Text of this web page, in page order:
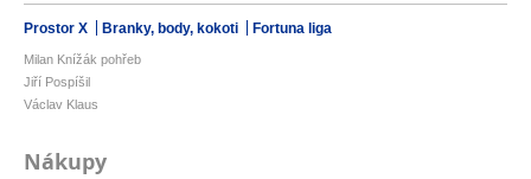
Prostor X Branky, body, kokoti Fortuna liga
Milan Knížák pohřeb
Jiří Pospíšil
Václav Klaus
Nákupy